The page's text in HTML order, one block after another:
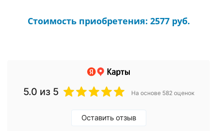
Стоимость приобретения: 2577 руб.
5.0 из 5 На основе 582 оценок
Оставить отзыв